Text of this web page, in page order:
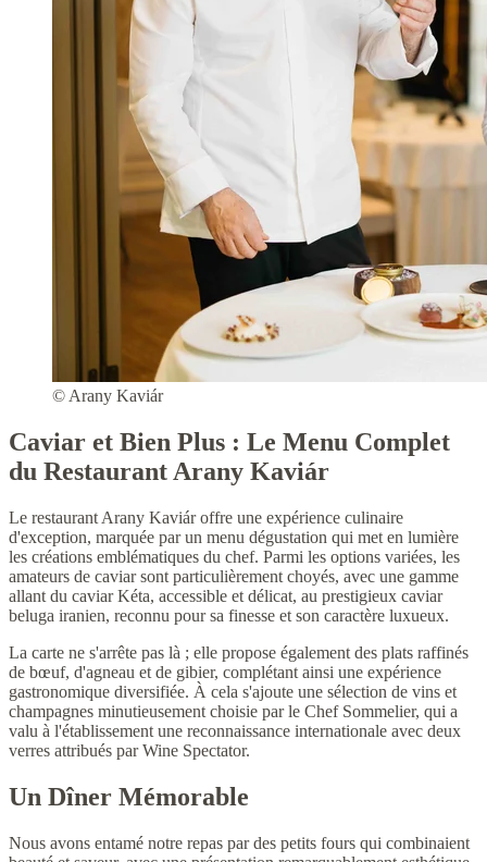
© Arany Kaviár
Caviar et Bien Plus : Le Menu Complet
du Restaurant Arany Kaviár
Le restaurant Arany Kaviár offre une expérience culinaire
d'exception, marquée par un menu dégustation qui met en lumière
les créations emblématiques du chef. Parmi les options variées, les
amateurs de caviar sont particulièrement choyés, avec une gamme
allant du caviar Kéta, accessible et délicat, au prestigieux caviar
beluga iranien, reconnu pour sa finesse et son caractère luxueux.
La carte ne s'arrête pas là ; elle propose également des plats raffinés
de bœuf, d'agneau et de gibier, complétant ainsi une expérience
gastronomique diversifiée. À cela s'ajoute une sélection de vins et
champagnes minutieusement choisie par le Chef Sommelier, qui a
valu à l'établissement une reconnaissance internationale avec deux
verres attribués par Wine Spectator.
Un Dîner Mémorable
Nous avons entamé notre repas par des petits fours qui combinaient